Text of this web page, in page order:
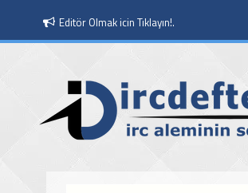
Editör Olmak icin Tıklayın!.